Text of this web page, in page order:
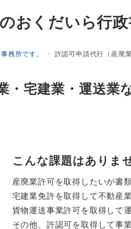
おくだいら行
務所です。 許認可申請代行（産廃
・宅建業・運送業
こんな課題はありま
産廃業許可を取得したいが書
宅建業免許を取得して不動産
貨物運送事業許可を取得して
その他、許認可を取得して事